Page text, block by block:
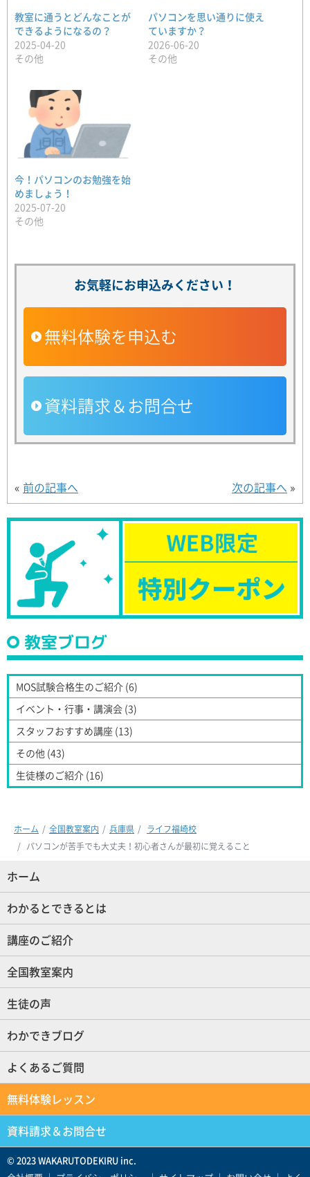
教室に通うとどんなことが
できるようになるの？
2025-04-20
その他
パソコンを思い通りに使え
ていますか？
2026-06-20
その他
今！パソコンのお勉強を始
めましょう！
2025-07-20
その他
お気軽にお申込みください！
無料体験を申込む
資料請求＆お問合せ
« 前の記事へ 次の記事へ »
教室ブログ
MOS試験合格生のご紹介 (6)
イベント・行事・講演会 (3)
スタッフおすすめ講座 (13)
その他 (43)
生徒様のご紹介 (16)
ホーム 全国教室案内 兵庫県
ライフ福崎校
パソコンが苦手でも大丈夫！初心者さんが最初に覚えること
ホーム
わかるとできるとは
講座のご紹介
全国教室案内
生徒の声
わかできブログ
よくあるご質問
無料体験レッスン
資料請求＆お問合せ
© 2023 WAKARUTODEKIRU inc.